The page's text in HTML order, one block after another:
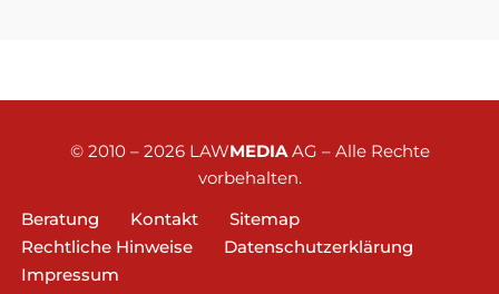
© 2010 – 2026 LAWMEDIAAG – Alle Rechte
vorbehalten.
Beratung
Kontakt
Sitemap
Rechtliche Hinweise
Datenschutzerklärung
Impressum